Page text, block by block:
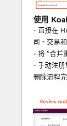
使用可
多属性
快速合
使用
直接从
📊轻松
构建
使用
- 直接在
司、交易
- 将 "合并
- 手动注册
删除流程